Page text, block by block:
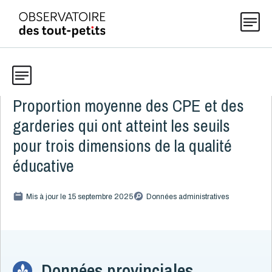
Thématiques
Explorer les données 0-5
À propos
Données
Développement
Proportion moyenne des CPE et des
garderies qui ont atteint les seuils
pour trois dimensions de la qualité
éducative
Mis à jour le 15 septembre 2025 Données administratives